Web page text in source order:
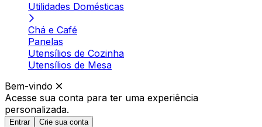
Utilidades Domésticas
Chá e Café
Panelas
Utensílios de Cozinha
Utensílios de Mesa
Bem-vindo
Acesse sua conta para ter uma experiência
personalizada.
Entrar Crie sua conta